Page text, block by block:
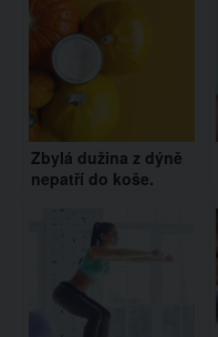
Zbylá dužina z dýně
nepatří do koše.
vyživující pleťovou